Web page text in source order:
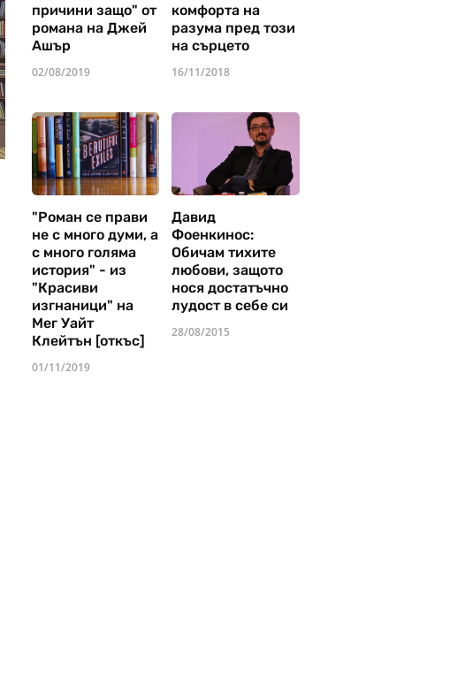
причини защо" от
романа на Джей
Ашър
02/08/2019
комфорта на
разума пред този
на сърцето
16/11/2018
"Роман се прави
не с много думи, а
с много голяма
история" - из
"Красиви
изгнаници" на
Мег Уайт
Клейтън [откъс]
01/11/2019
Давид
Фоенкинос:
Обичам тихите
любови, защото
нося достатъчно
лудост в себе си
28/08/2015